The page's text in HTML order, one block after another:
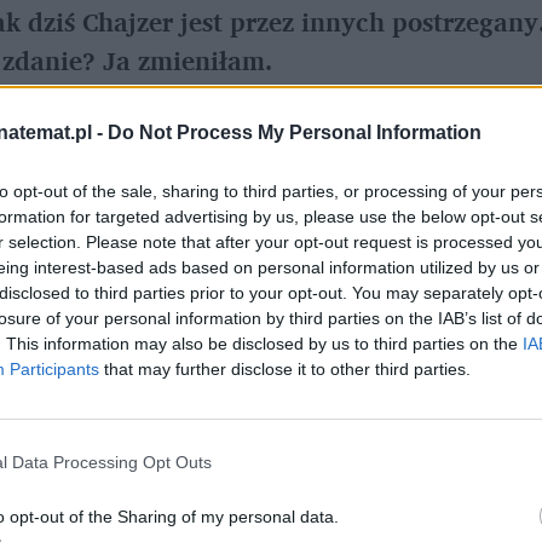
- Do Not Process My Personal Information
opt-out of the sale, sharing to third parties, or processing of your
for targeted advertising by us, please use the below opt-out
selection. Please note that after your opt-out request is processed
interest-based ads based on personal information utilized by us
to third parties prior to your opt-out. You may separately
of your personal information by third parties on the IAB’s list of
This information may also be disclosed by us to third parties on the
Participants that may further disclose it to other third parties.
Data Processing Opt Outs
opt-out of the Sharing of my personal data.
dziś Chajzer jest przez innych
Ja zmieniłam.
i Doroty Chajzerów. Tego Zygmunta
Potem jego kariera wystrzeliła i był
w TVN i Polsacie. Nie da się też pominąć
wystąpił. "Vizir – bielsze nie będzie" –